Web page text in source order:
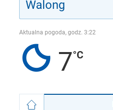
Aktualna pogoda, godz. 3:22
7